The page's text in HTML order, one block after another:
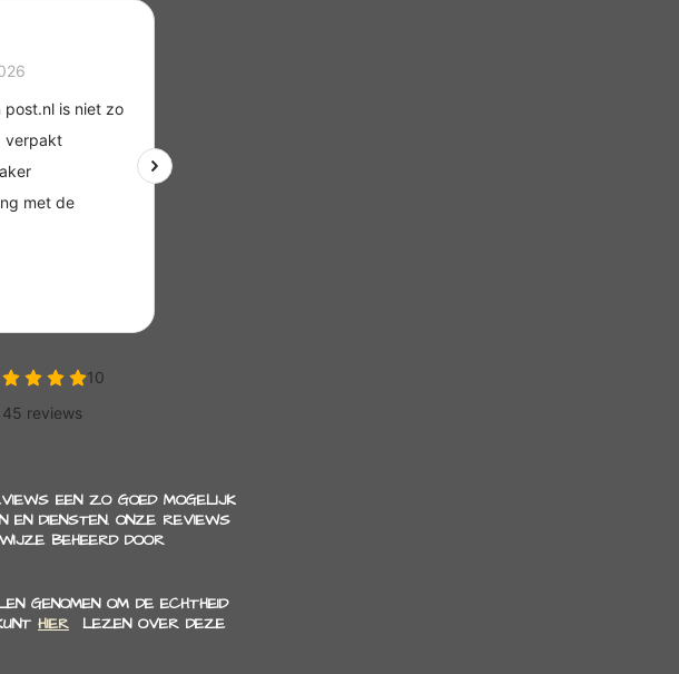
EEN ZO GOED MOGELIJK
EN DIENSTEN. ONZE REVIEWS
BEHEERD DOOR
GENOMEN OM DE ECHTHEID
HIER LEZEN OVER DEZE